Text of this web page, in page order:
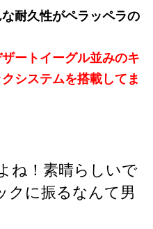
耐久性がペラッペラの
ートイーグル並みのキ
システムを搭載してま
ね！素晴らしいで
クに振るなんて男